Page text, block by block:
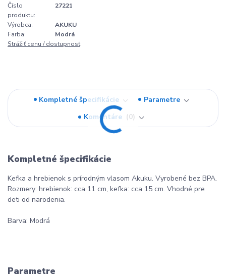
Číslo
produktu:
27221
Výrobca:
AKUKU
Farba:
Modrá
Strážiť cenu / dostupnosť
Kompletné špecifikácie
Parametre
Komentáre
0
Kompletné špecifikácie
Kefka a hrebienok s prírodným vlasom Akuku. Vyrobené bez BPA.
Rozmery: hrebienok: cca 11 cm, kefka: cca 15 cm. Vhodné pre
deti od narodenia.
Barva: Modrá
Parametre